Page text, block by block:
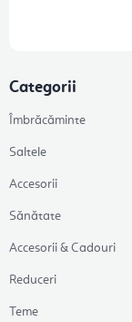
Categorii
Îmbrăcăminte
Saltele
Accesorii
Sănătate
Accesorii & Cadouri
Reduceri
Teme